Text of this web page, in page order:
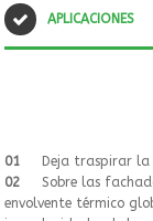
APLICACIONES
01
Deja traspirar la
02
Sobre las
envolvente térmico